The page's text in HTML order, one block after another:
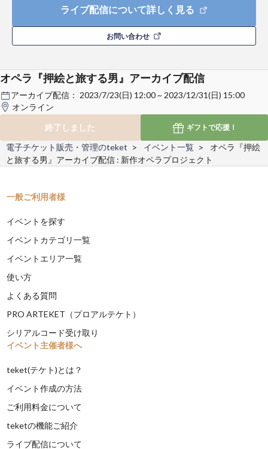
ライブ配信について詳しく見る
お問い合わせ
オペラ『押絵と旅する男』アーカイブ配信
アーカイブ配信： 2023/7/23(日) 12:00 ~ 2023/12/31(日) 15:00
オンライン
終了しました
ギフトで応援！
電子チケット販売・管理のteket イベント一覧
オペラ『押絵
と旅する男』アーカイブ配信 : 新作オペラプロジェクト
一般ご利用者様
イベントを探す
イベントカテゴリ一覧
イベントエリア一覧
使い方
よくある質問
PRO ARTEKET（プロアルテケト）
シリアルコード受け取り
イベント主催者様へ
teket(テケト)とは？
イベント作成の方法
ご利用料金について
teketの機能ご紹介
ライブ配信について